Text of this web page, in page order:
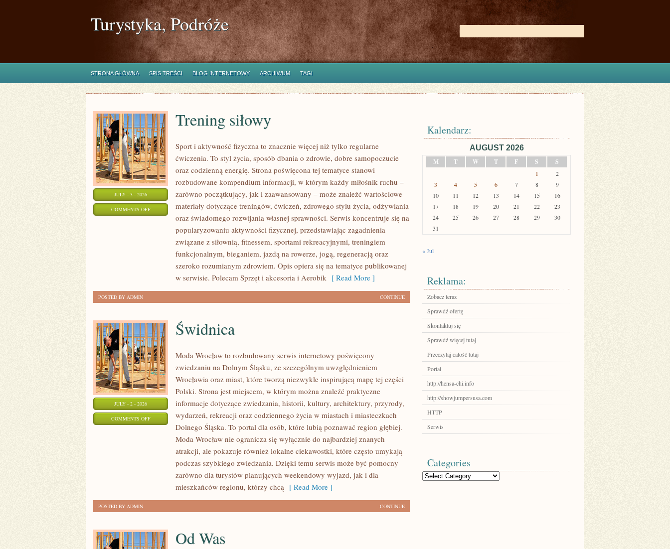
Turystyka, Podróże
STRONA GŁÓWNA SPIS TREŚCI BLOG INTERNETOWY ARCHIWUM TAGI
JULY - 3 - 2026
COMMENTS OFFON
Trening siłowy
Sport i aktywność fizyczna to znacznie więcej niż tylko regularne
ćwiczenia. To styl życia, sposób dbania o zdrowie, dobre samopoczucie
oraz codzienną energię. Strona poświęcona tej tematyce stanowi
rozbudowane kompendium informacji, w którym każdy miłośnik ruchu –
zarówno początkujący, jak i zaawansowany – może znaleźć wartościowe
materiały dotyczące treningów, ćwiczeń, zdrowego stylu życia, odżywiania
oraz świadomego rozwijania własnej sprawności. Serwis koncentruje się na
popularyzowaniu aktywności fizycznej, przedstawiając zagadnienia
związane z siłownią, fitnessem, sportami rekreacyjnymi, treningiem
funkcjonalnym, bieganiem, jazdą na rowerze, jogą, regeneracją oraz
szeroko rozumianym zdrowiem. Opis opiera się na tematyce publikowanej
w serwisie. Polecam Sprzęt i akcesoria i Aerobik [ Read More ]
CONTINUE
POSTED BY ADMIN
JULY - 2 - 2026
COMMENTS OFFON
Świdnica
Moda Wrocław to rozbudowany serwis internetowy poświęcony
zwiedzaniu na Dolnym Śląsku, ze szczególnym uwzględnieniem
Wrocławia oraz miast, które tworzą niezwykle inspirującą mapę tej części
Polski. Strona jest miejscem, w którym można znaleźć praktyczne
informacje dotyczące zwiedzania, historii, kultury, architektury, przyrody,
wydarzeń, rekreacji oraz codziennego życia w miastach i miasteczkach
Dolnego Śląska. To portal dla osób, które lubią poznawać region głębiej.
Moda Wrocław nie ogranicza się wyłącznie do najbardziej znanych
atrakcji, ale pokazuje również lokalne ciekawostki, które często umykają
podczas szybkiego zwiedzania. Dzięki temu serwis może być pomocny
zarówno dla turystów planujących weekendowy wyjazd, jak i dla
mieszkańców regionu, którzy chcą [ Read More ]
CONTINUE
POSTED BY ADMIN
Od Was
Kalendarz:
AUGUST 2026
M
T W T F S S
1
2
3
4 5 6 7 8
9
10
11 12 13 14 15
16
17
18 19 20 21 22
23
24
25 26 27 28 29
30
31
« Jul
Reklama:
Zobacz teraz
Sprawdź ofertę
Skontaktuj się
Sprawdź więcej tutaj
Przeczytaj całość tutaj
Portal
http://hensa-chi.info
http://showjumpersusa.com
HTTP
Serwis
Categories
Categories